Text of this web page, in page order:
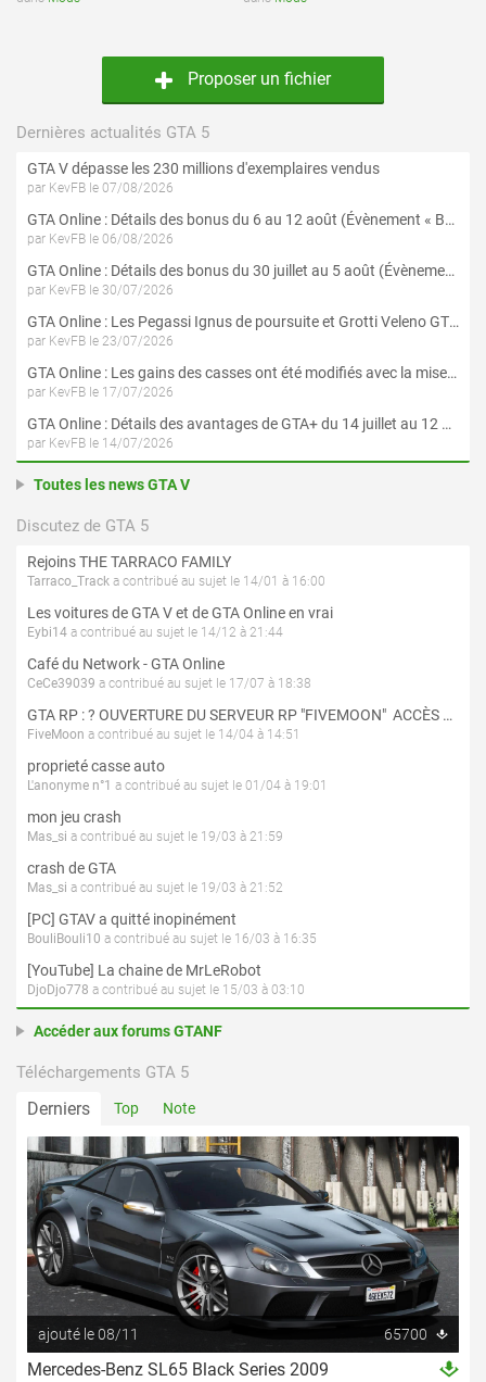
Proposer un fichier
Dernières actualités GTA 5
GTA V dépasse les 230 millions d'exemplaires vendus
par KevFB le 07/08/2026
GTA Online : Détails des bonus du 6 au 12 août (Évènement « Braquages de l'été » - Suite et fin)
par KevFB le 06/08/2026
GTA Online : Détails des bonus du 30 juillet au 5 août (Évènement « Braquages d'été »)
par KevFB le 30/07/2026
GTA Online : Les Pegassi Ignus de poursuite et Grotti Veleno GT sont maintenant disponibles
par KevFB le 23/07/2026
GTA Online : Les gains des casses ont été modifiés avec la mise à jour « Le Braquage du Kortz Center »
par KevFB le 17/07/2026
GTA Online : Détails des avantages de GTA+ du 14 juillet au 12 août
par KevFB le 14/07/2026
Toutes les news GTA V
Discutez de GTA 5
Rejoins THE TARRACO FAMILY
Tarraco_Track a contribué au sujet le 14/01 à 16:00
Les voitures de GTA V et de GTA Online en vrai
Eybi14 a contribué au sujet le 14/12 à 21:44
Café du Network - GTA Online
CeCe39039 a contribué au sujet le 17/07 à 18:38
GTA RP : ? OUVERTURE DU SERVEUR RP "FIVEMOON"  ACCÈS LIBRE ?
FiveMoon a contribué au sujet le 14/04 à 14:51
proprieté casse auto
L'anonyme n°1 a contribué au sujet le 01/04 à 19:01
mon jeu crash
Mas_si a contribué au sujet le 19/03 à 21:59
crash de GTA
Mas_si a contribué au sujet le 19/03 à 21:52
[PC] GTAV a quitté inopinément
BouliBouli10 a contribué au sujet le 16/03 à 16:35
[YouTube] La chaine de MrLeRobot
DjoDjo778 a contribué au sujet le 15/03 à 03:10
Accéder aux forums GTANF
Téléchargements GTA 5
Derniers Top Note
ajouté le 08/11 65700
Mercedes-Benz SL65 Black Series 2009